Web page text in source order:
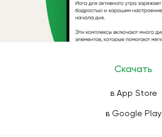
Скачать
в App Store
в Google Play